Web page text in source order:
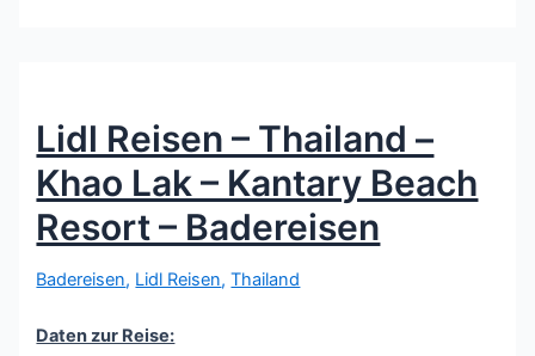
Lidl Reisen – Thailand –
Khao Lak – Kantary Beach
Resort – Badereisen
Badereisen, Lidl Reisen,Thailand
Daten zur Reise: